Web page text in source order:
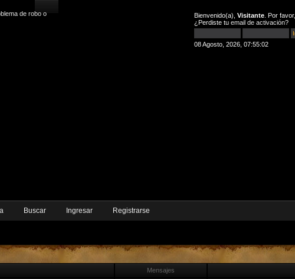
Bienvenido(a), Visitante . Por favor,
¿Perdiste tu email de activación?
08 Agosto, 2026, 07:55:02
de robo o
Buscar Ingresar Registrarse
Mensajes